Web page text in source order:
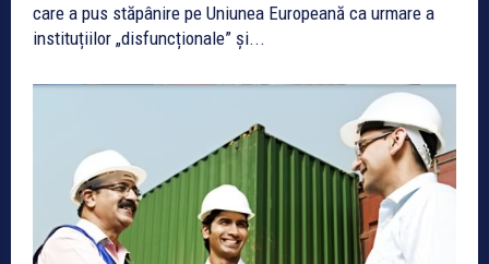
care a pus stăpânire pe Uniunea Europeană ca urmare a
instituțiilor „disfuncționale” și...